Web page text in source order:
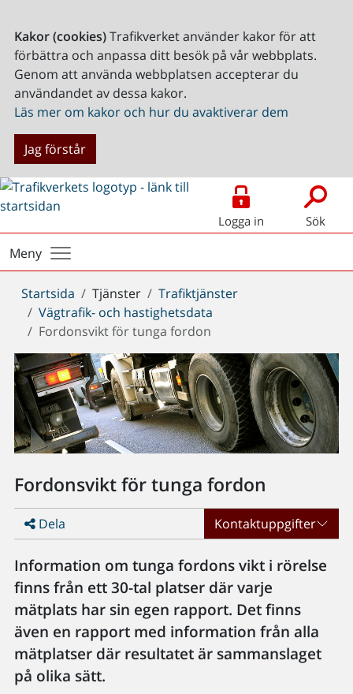
Kakor (cookies)Trafikverket använder kakor för att
förbättra och anpassa ditt besök på vår webbplats.
Genom att använda webbplatsen accepterar du
användandet av dessa kakor.
Läs mer om kakor och hur du avaktiverar dem
Jag förstår
Logga in Sök
Meny
Du
är
här:
Startsida Tjänster
Trafiktjänster
Vägtrafik- och hastighetsdata
Fordonsvikt för tunga fordon
Fordonsvikt för tunga fordon
Dela Kontaktuppgifter
Information om tunga fordons vikt i rörelse
finns från ett 30-tal platser där varje
mätplats har sin egen rapport. Det finns
även en rapport med information från alla
mätplatser där resultatet är sammanslaget
på olika sätt.